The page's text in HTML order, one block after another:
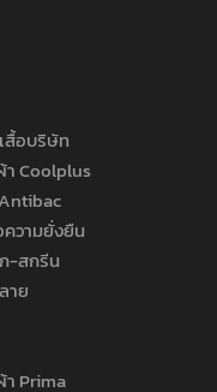
สื้อบริษัท
า Coolplus
วามยั่งยืน
-สกรีน
าย
า Prima